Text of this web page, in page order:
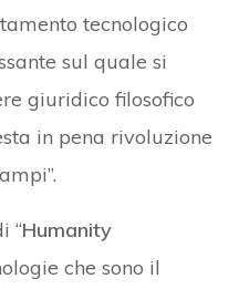
tecnologico
sul quale si
giuridico filosofico
in pena rivoluzione
“Humanity
che sono il